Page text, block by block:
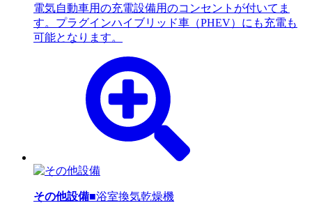
電気自動車用の充電設備用のコンセントが付いてま
す。プラグインハイブリッド車（PHEV）にも充電も
可能となります。
その他設備■浴室換気乾燥機